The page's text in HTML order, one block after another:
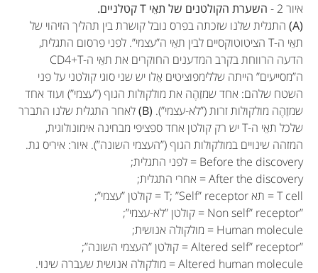
איור 2 -
השערת הקולטנים של תאֵי T קטלניים.
(A)
התגלית שלנו שזכתה בפרס נובל קושרת בין תהליך הזיהוי של
תאֵי ה-T הציטוטוקסיים לבין תאֵי ה”עצמי”. לפני פרסום התגלית,
הדעה הרווחת בקרב המדענים החוקרים את תאֵי ה-CD4+T
ה”מסייעים” הייתה שללימפוציטים אֵלו יש שני סוגי קולטני על פני
השטח שלהם: אחד שמזַהֶה את מולקולות הגוף (”עצמי”) ועוד אחד
שמזַהֶה מולקולות זרות (”לא-עצמי”). (B)
לאחר התגלית שלנו התברר
שלכל תאֵי ה-T יש רק קולטן אחד ספציפי מבחינה אימונולוגית,
המזהה שינויים במולקולות הגוף (”העצמי השונה”). איור: איריס גת.
Before the discovery = לפני התגלית;
After the discovery = אחרי התגלית;
T cell = תא T; ”Self” receptor = קולטן ”עצמי”;
”Non self” receptor = קולטן ”לא-עצמי”;
Human molecule = מולקולה אנושית;
”Altered self” receptor = קולטן ”העצמי השונה”;
Altered human molecule = מולקולה אנושית שעברה שינוי.